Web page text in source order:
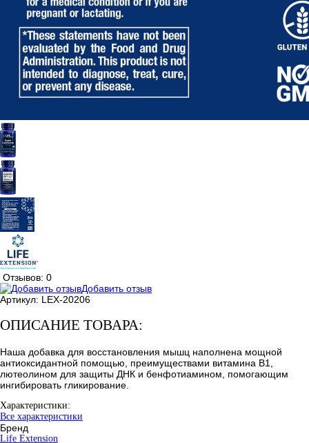
Отзывов: 0
Добавить отзыв
Артикул: LEX-20206
ОПИСАНИЕ ТОВАРА:
Наша добавка для восстановления мышц наполнена мощной
антиоксидантной помощью, преимуществами витамина B1,
лютеолином для защиты ДНК и бенфотиамином, помогающим
ингибировать гликирование.
Характеристики:
Все характеристики
Бренд
Life Extension